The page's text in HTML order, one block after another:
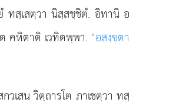
ทสฺเสตฺวา นิสฺสชฺชิตํ. อิทานิ อ
คหิตาติ เวทิตพฺพา. ‘อสงฺขตา
เสน วิตฺถารโต ภาเชตฺวา ทสฺ